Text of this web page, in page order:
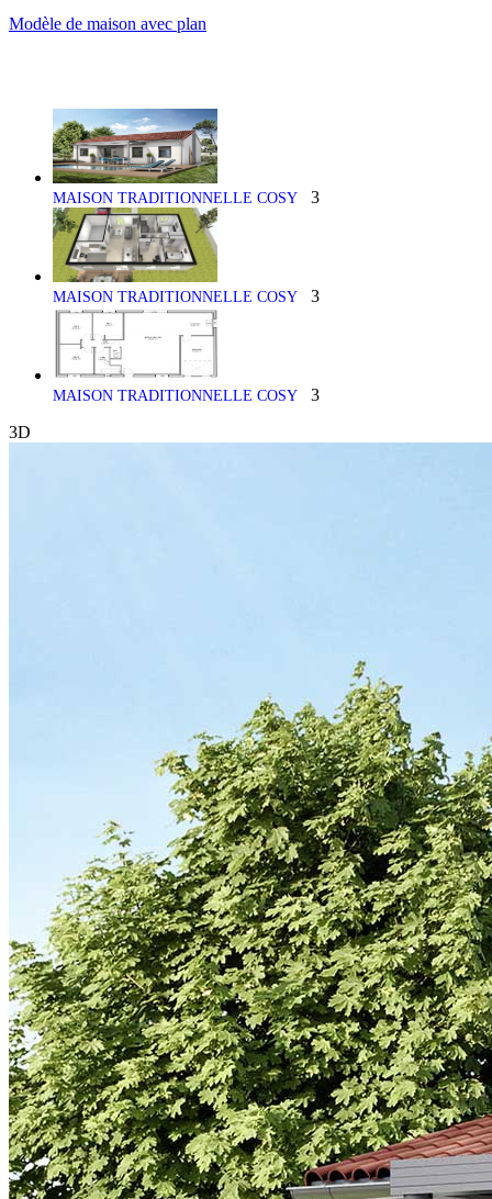
Modèle de maison avec plan
MAISON TRADITIONNELLE COSY 3
MAISON TRADITIONNELLE COSY 3
MAISON TRADITIONNELLE COSY
3
3D